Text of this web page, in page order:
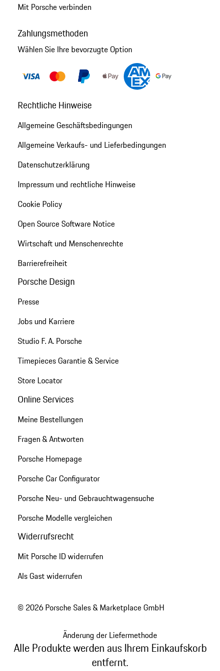
Mit Porsche verbinden
Zahlungsmethoden
Wählen Sie Ihre bevorzugte Option
Rechtliche Hinweise
Allgemeine Geschäftsbedingungen
Allgemeine Verkaufs- und Lieferbedingungen
Datenschutzerklärung
Impressum und rechtliche Hinweise
Cookie Policy
Open Source Software Notice
Wirtschaft und Menschenrechte
Barrierefreiheit
Porsche Design
Presse
Jobs und Karriere
Studio F. A. Porsche
Timepieces Garantie & Service
Store Locator
Online Services
Meine Bestellungen
Fragen & Antworten
Porsche Homepage
Porsche Car Configurator
Porsche Neu- und Gebrauchtwagensuche
Porsche Modelle vergleichen
Widerrufsrecht
Mit Porsche ID widerrufen
Als Gast widerrufen
© 2026 Porsche Sales & Marketplace GmbH
Änderung der Liefermethode
Alle Produkte werden aus Ihrem Einkaufskorb
entfernt.